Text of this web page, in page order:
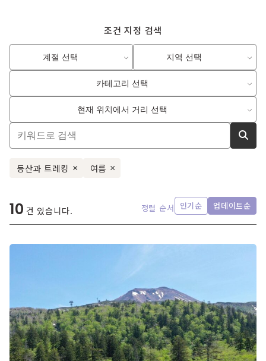
조건 지정 검색
계절 선택 지역 선택
카테고리 선택
현재 위치에서 거리 선택
등산과 트레킹 × 여름 ×
10 건 있습니다. 정렬 순서 인기순 업데이트순